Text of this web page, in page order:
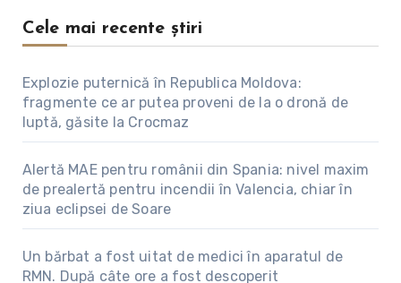
Cele mai recente știri
Explozie puternică în Republica Moldova:
fragmente ce ar putea proveni de la o dronă de
luptă, găsite la Crocmaz
Alertă MAE pentru românii din Spania: nivel maxim
de prealertă pentru incendii în Valencia, chiar în
ziua eclipsei de Soare
Un bărbat a fost uitat de medici în aparatul de
RMN. După câte ore a fost descoperit